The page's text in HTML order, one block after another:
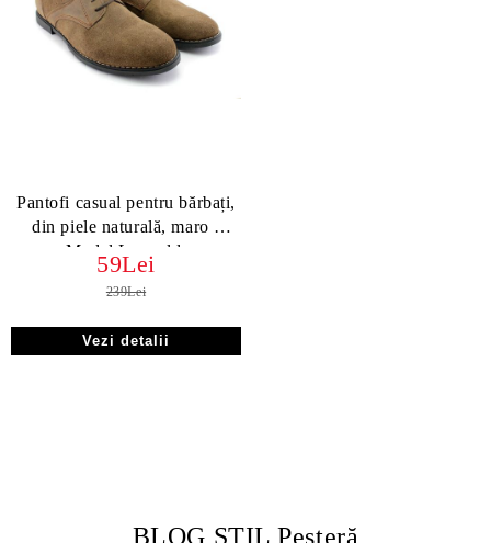
Pantofi casual pentru bărbați,
din piele naturală, maro -
Model Leopold.
59Lei
239Lei
Vezi detalii
BLOG STIL Peșteră